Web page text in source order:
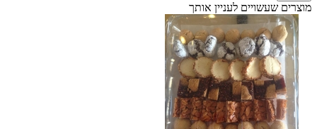
מוצרים שעשויים לעניין אותך